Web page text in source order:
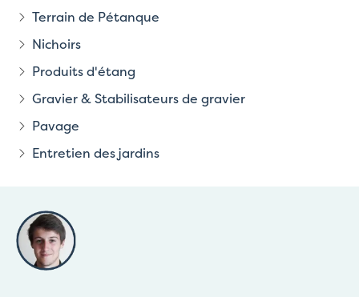
Terrain de Pétanque
Nichoirs
Produits d'étang
Gravier & Stabilisateurs de gravier
Pavage
Entretien des jardins